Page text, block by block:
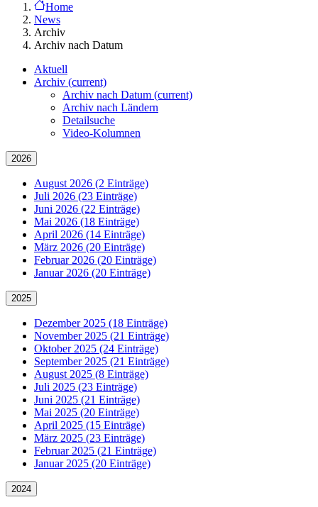
Home
News
Archiv
Archiv nach Datum
Aktuell
Archiv (current)
Archiv nach Datum (current)
Archiv nach Ländern
Detailsuche
Video-Kolumnen
2026
August 2026 (2 Einträge)
Juli 2026 (23 Einträge)
Juni 2026 (22 Einträge)
Mai 2026 (18 Einträge)
April 2026 (14 Einträge)
März 2026 (20 Einträge)
Februar 2026 (20 Einträge)
Januar 2026 (20 Einträge)
2025
Dezember 2025 (18 Einträge)
November 2025 (21 Einträge)
Oktober 2025 (24 Einträge)
September 2025 (21 Einträge)
August 2025 (8 Einträge)
Juli 2025 (23 Einträge)
Juni 2025 (21 Einträge)
Mai 2025 (20 Einträge)
April 2025 (15 Einträge)
März 2025 (23 Einträge)
Februar 2025 (21 Einträge)
Januar 2025 (20 Einträge)
2024